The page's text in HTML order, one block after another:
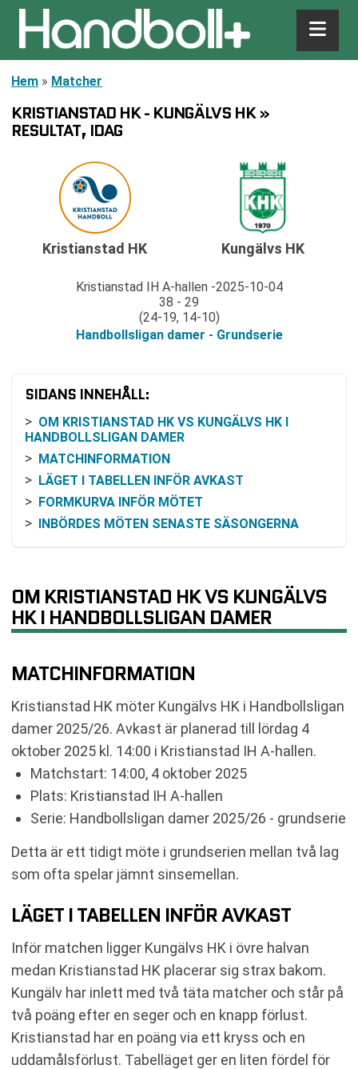
Hem » Matcher
KRISTIANSTAD HK - KUNGÄLVS HK »
RESULTAT, IDAG
Kristianstad HK
Kristianstad IH A-hallen 2025-10-04
38 - 29
(24-19, 14-10)
Handbollsligan damer - Grundserie
Kungälvs HK
SIDANS INNEHÅLL:
OM KRISTIANSTAD HK VS KUNGÄLVS HK I
HANDBOLLSLIGAN DAMER
MATCHINFORMATION
LÄGET I TABELLEN INFÖR AVKAST
FORMKURVA INFÖR MÖTET
INBÖRDES MÖTEN SENASTE SÄSONGERNA
SÅ FÖLJER DU MATCHEN PÅ TV OCH ONLINE
NYCKELFAKTA I KORTHET
TABELL
KOMMANDE MATCHER KRISTIANSTAD HK
RELATERADE NYHETER
OM KRISTIANSTAD HK VS KUNGÄLVS
HK I HANDBOLLSLIGAN DAMER
MATCHINFORMATION
Kristianstad HK möter Kungälvs HK i Handbollsligan
damer 2025/26. Avkast är planerad till lördag 4
oktober 2025 kl. 14:00 i Kristianstad IH A-hallen.
Matchstart: 14:00, 4 oktober 2025
Plats: Kristianstad IH A-hallen
Serie: Handbollsligan damer 2025/26 - grundserie
Detta är ett tidigt möte i grundserien mellan två lag
som ofta spelar jämnt sinsemellan.
LÄGET I TABELLEN INFÖR AVKAST
Inför matchen ligger Kungälvs HK i övre halvan
medan Kristianstad HK placerar sig strax bakom.
Kungälv har inlett med två täta matcher och står på
två poäng efter en seger och en knapp förlust.
Kristianstad har en poäng via ett kryss och en
uddamålsförlust. Tabelläget ger en liten fördel för